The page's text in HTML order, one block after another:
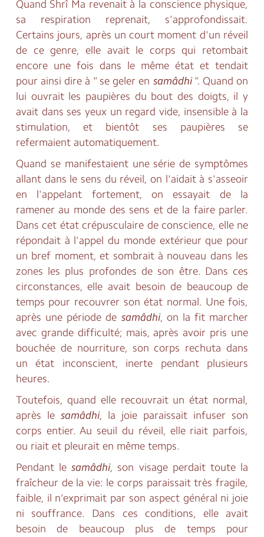
Quand Shrî Ma revenait à la conscience physique,
sa respiration reprenait, s'approfondissait.
Certains jours, après un court moment d'un réveil
de ce genre, elle avait le corps qui retombait
encore une fois dans le même état et tendait
pour ainsi dire à " se geler en samâdhi". Quand on
lui ouvrait les paupières du bout des doigts, il y
avait dans ses yeux un regard vide, insensible à la
stimulation, et bientôt ses paupières se
refermaient automatiquement.
Quand se manifestaient une série de symptômes
allant dans le sens du réveil, on l'aidait à s'asseoir
en l'appelant fortement, on essayait de la
ramener au monde des sens et de la faire parler.
Dans cet état crépusculaire de conscience, elle ne
répondait à l'appel du monde extérieur que pour
un bref moment, et sombrait à nouveau dans les
zones les plus profondes de son être. Dans ces
circonstances, elle avait besoin de beaucoup de
temps pour recouvrer son état normal. Une fois,
après une période de samâdhi, on la fit marcher
avec grande difficulté; mais, après avoir pris une
bouchée de nourriture, son corps rechuta dans
un état inconscient, inerte pendant plusieurs
heures.
Toutefois, quand elle recouvrait un état normal,
après le samâdhi, la joie paraissait infuser son
corps entier. Au seuil du réveil, elle riait parfois,
ou riait et pleurait en même temps.
Pendant lesamâdhi, son visage perdait toute la
fraîcheur de la vie: le corps paraissait très fragile,
faible, il n'exprimait par son aspect général ni joie
ni souffrance. Dans ces conditions, elle avait
besoin de beaucoup plus de temps pour